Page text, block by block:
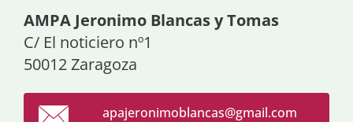
AMPA Jeronimo Blancas y Tomas
C/ El noticiero nº1
50012 Zaragoza
apajeronimoblancas@gmail.com